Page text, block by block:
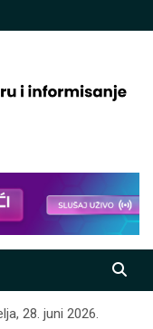
28. juni 2026.